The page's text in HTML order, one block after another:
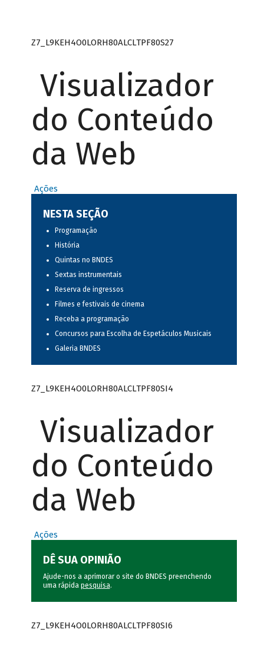
Z7_L9KEH4O0LORH80ALCLTPF80S27
Visualizador
do Conteúdo
da Web
Ações
NESTA SEÇÃO
Programação
História
Quintas no BNDES
Sextas instrumentais
Reserva de ingressos
Filmes e festivais de cinema
Receba a programação
Concursos para Escolha de Espetáculos Musicais
Galeria BNDES
Z7_L9KEH4O0LORH80ALCLTPF80SI4
Visualizador
do Conteúdo
da Web
Ações
DÊ SUA OPINIÃO
Ajude-nos a aprimorar o site do BNDES preenchendo
uma rápida pesquisa.
Z7_L9KEH4O0LORH80ALCLTPF80SI6